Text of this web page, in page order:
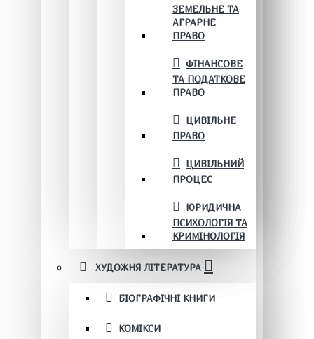
ЗЕМЕЛЬНЕ ТА
АГРАРНЕ
ПРАВО
ФІНАНСОВЕ
ТА ПОДАТКОВЕ
ПРАВО
ЦИВІЛЬНЕ
ПРАВО
ЦИВІЛЬНИЙ
ПРОЦЕС
ЮРИДИЧНА
ПСИХОЛОГІЯ ТА
КРИМІНОЛОГІЯ
ХУДОЖНЯ ЛІТЕРАТУРА
БІОГРАФІЧНІ КНИГИ
КОМІКСИ